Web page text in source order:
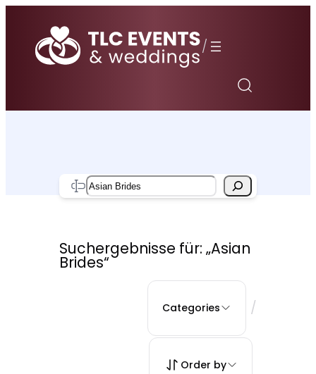
springen
/
Search
Suchergebnisse für: „Asian
Brides“
Categories /
Order by